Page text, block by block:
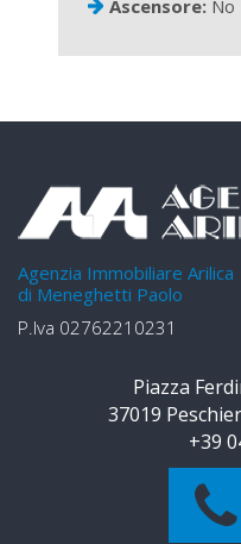
Ascensore:No
Agenzia Immobiliare Arilica
di Meneghetti Paolo
P.Iva 02762210231
Piazza
37019
+39